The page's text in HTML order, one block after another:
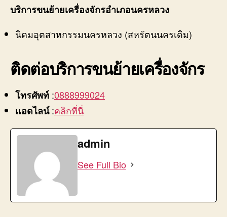
บริการขนย้ายเครื่องจักรอำเภอนครหลวง
นิคมอุตสาหกรรมนครหลวง (สหรัตนนครเดิม)
ติดต่อบริการขนย้ายเครื่องจักร
โทรศัพท์ :0888999024
แอดไลน์:คลิกที่นี่
admin
See Full Bio